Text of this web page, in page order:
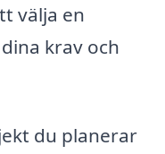
välja en
krav och
du planerar